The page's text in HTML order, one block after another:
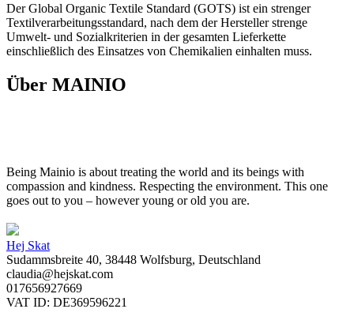
Der Global Organic Textile Standard (GOTS) ist ein strenger
Textilverarbeitungsstandard, nach dem der Hersteller strenge
Umwelt- und Sozialkriterien in der gesamten Lieferkette
einschließlich des Einsatzes von Chemikalien einhalten muss.
Über MAINIO
Being Mainio is about treating the world and its beings with
compassion and kindness. Respecting the environment. This one
goes out to you – however young or old you are.
Hej Skat
Sudammsbreite 40, 38448 Wolfsburg, Deutschland
claudia@hejskat.com
017656927669
VAT ID: DE369596221